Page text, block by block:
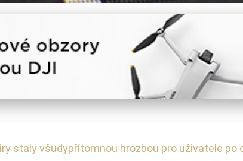
počítačovým virům:
staly všudypřítomnou hrozbou pro uživatele